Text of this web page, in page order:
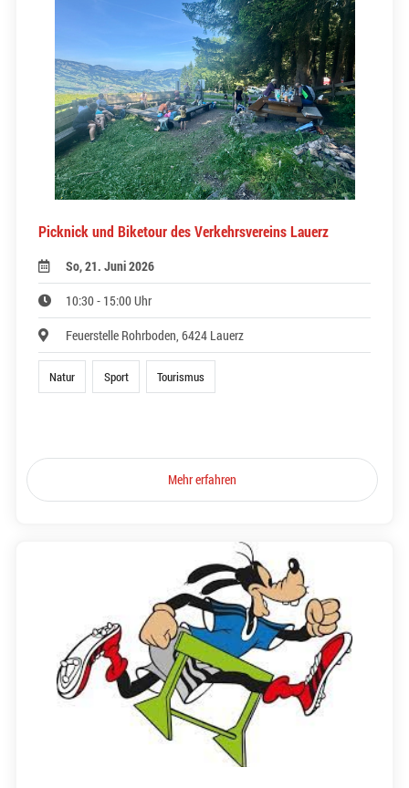
Picknick und Biketour des Verkehrsvereins Lauerz
So, 21. Juni 2026
10:30 - 15:00 Uhr
Feuerstelle Rohrboden, 6424 Lauerz
Natur Sport Tourismus
Mehr erfahren